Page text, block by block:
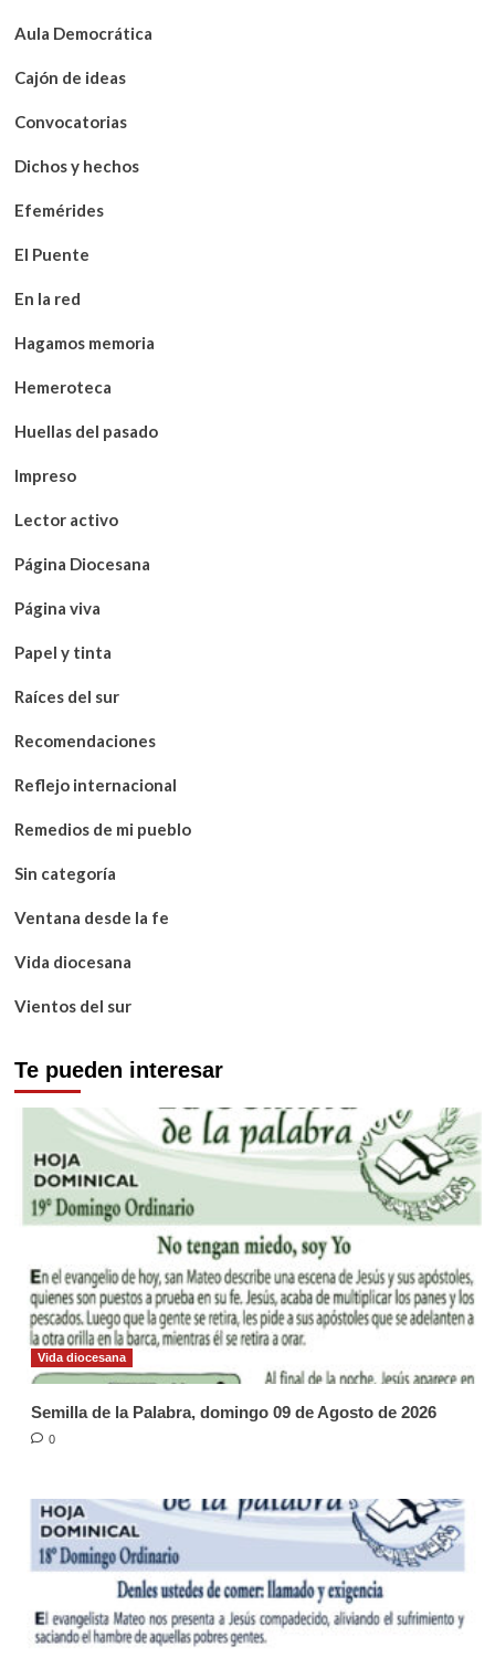
Aula Democrática
Cajón de ideas
Convocatorias
Dichos y hechos
Efemérides
El Puente
En la red
Hagamos memoria
Hemeroteca
Huellas del pasado
Impreso
Lector activo
Página Diocesana
Página viva
Papel y tinta
Raíces del sur
Recomendaciones
Reflejo internacional
Remedios de mi pueblo
Sin categoría
Ventana desde la fe
Vida diocesana
Vientos del sur
Te pueden interesar
Vida diocesana
Semilla de la Palabra, domingo 09 de Agosto de 2026
0